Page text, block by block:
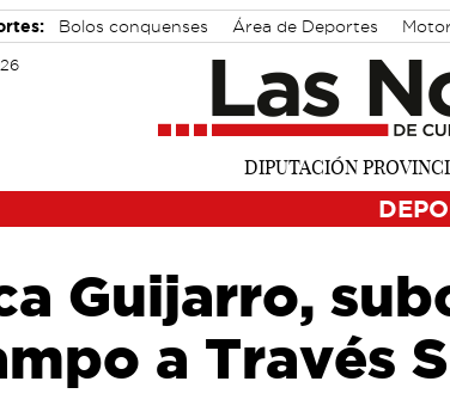
Bolos conquenses Área de Deportes
Guijarro,
a Través